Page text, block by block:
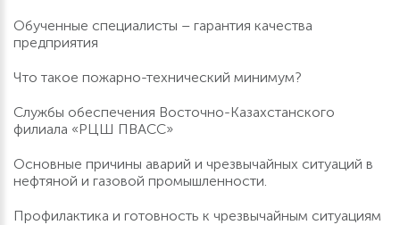
Обученные специалисты – гарантия качества
предприятия
Что такое пожарно-технический минимум?
Службы обеспечения Восточно-Казахстанского
филиала «РЦШ ПВАСС»
Основные причины аварий и чрезвычайных ситуаций в
нефтяной и газовой промышленности.
Профилактика и готовность к чрезвычайным ситуациям